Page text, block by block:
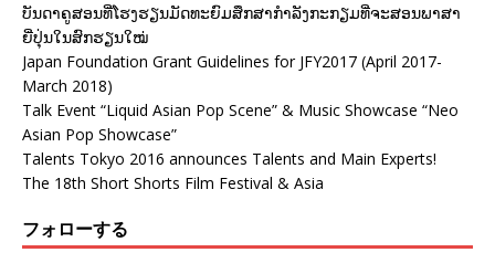
ບັນດາຄູສອນທີ່ໂຮງຮຽນມັດທະຍົມສຶກສາກຳລັງກະກຽມທີ່ຈະສອນພາສາ
ຍີ່ປຸ່ນໃນສົກຮຽນໃໝ່
Japan Foundation Grant Guidelines for JFY2017 (April 2017-
March 2018)
Talk Event “Liquid Asian Pop Scene” & Music Showcase “Neo
Asian Pop Showcase”
Talents Tokyo 2016 announces Talents and Main Experts!
The 18th Short Shorts Film Festival & Asia
フォローする